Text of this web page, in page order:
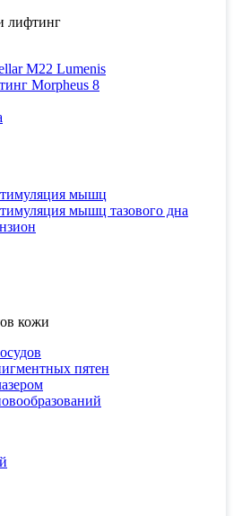
лифтинг
M22 Lumenis
Morpheus 8
мышц
мышц тазового дна
кожи
пятен